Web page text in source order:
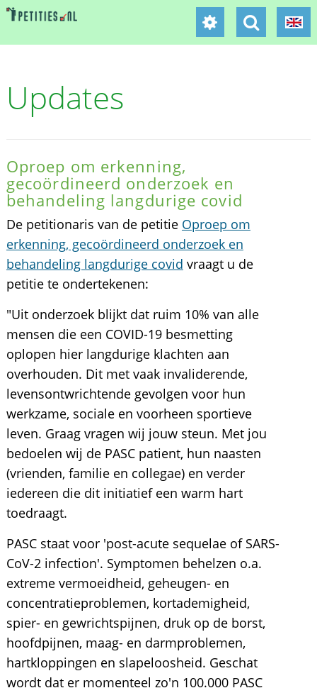
Updates
Oproep om erkenning,
gecoördineerd onderzoek en
behandeling langdurige covid
De petitionaris van de petitie Oproep om
erkenning, gecoördineerd onderzoek en
behandeling langdurige covid vraagt u de
petitie te ondertekenen:
"Uit onderzoek blijkt dat ruim 10% van alle
mensen die een COVID-19 besmetting
oplopen hier langdurige klachten aan
overhouden. Dit met vaak invaliderende,
levensontwrichtende gevolgen voor hun
werkzame, sociale en voorheen sportieve
leven. Graag vragen wij jouw steun. Met jou
bedoelen wij de PASC patient, hun naasten
(vrienden, familie en collegae) en verder
iedereen die dit initiatief een warm hart
toedraagt.
PASC staat voor 'post-acute sequelae of SARS-
CoV-2 infection'. Symptomen behelzen o.a.
extreme vermoeidheid, geheugen- en
concentratieproblemen, kortademigheid,
spier- en gewrichtspijnen, druk op de borst,
hoofdpijnen, maag- en darmproblemen,
hartkloppingen en slapeloosheid. Geschat
wordt dat er momenteel zo'n 100.000 PASC